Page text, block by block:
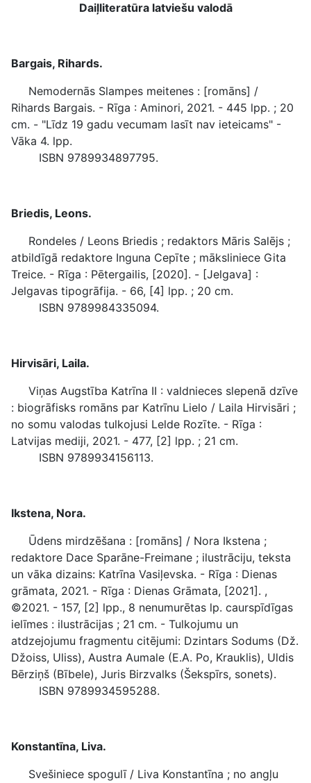
Daiļliteratūra latviešu valodā
Bargais, Rihards.
Nemodernās Slampes meitenes : [romāns] /
Rihards Bargais. - Rīga : Aminori, 2021. - 445 lpp. ; 20
cm. - "Līdz 19 gadu vecumam lasīt nav ieteicams" -
Vāka 4. lpp.
ISBN 9789934897795.
Briedis, Leons.
Rondeles / Leons Briedis ; redaktors Māris Salējs ;
atbildīgā redaktore Inguna Cepīte ; māksliniece Gita
Treice. - Rīga : Pētergailis, [2020]. - [Jelgava] :
Jelgavas tipogrāfija. - 66, [4] lpp. ; 20 cm.
ISBN 9789984335094.
Hirvisāri, Laila.
Viņas Augstība Katrīna II : valdnieces slepenā dzīve
: biogrāfisks romāns par Katrīnu Lielo / Laila Hirvisāri ;
no somu valodas tulkojusi Lelde Rozīte. - Rīga :
Latvijas mediji, 2021. - 477, [2] lpp. ; 21 cm.
ISBN 9789934156113.
Ikstena, Nora.
Ūdens mirdzēšana : [romāns] / Nora Ikstena ;
redaktore Dace Sparāne-Freimane ; ilustrāciju, teksta
un vāka dizains: Katrīna Vasiļevska. - Rīga : Dienas
grāmata, 2021. - Rīga : Dienas Grāmata, [2021]. ,
©2021. - 157, [2] lpp., 8 nenumurētas lp. caurspīdīgas
ielīmes : ilustrācijas ; 21 cm. - Tulkojumu un
atdzejojumu fragmentu citējumi: Dzintars Sodums (Dž.
Džoiss, Uliss), Austra Aumale (E.A. Po, Krauklis), Uldis
Bērziņš (Bībele), Juris Birzvalks (Šekspīrs, sonets).
ISBN 9789934595288.
Konstantīna, Liva.
Svešiniece spogulī / Liva Konstantīna ; no angļu